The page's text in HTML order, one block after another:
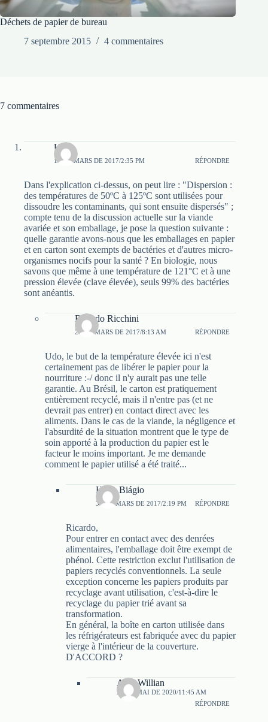
Déchets de papier de bureau
7 septembre 2015
4 commentaires
7 commentaires
Udo
19 DE MARS DE 2017/2:35 PM RÉPONDRE
Dans l'explication ci-dessus, on peut lire : "Dispersion :
des températures de 50ºC à 125ºC sont utilisées pour
dissoudre les contaminants, qui sont ensuite dispersés" ;
compte tenu de la discussion actuelle sur la viande
avariée et son emballage, je pose la question suivante :
quelle garantie avons-nous que les emballages en papier
et en carton sont exempts de bactéries et d'autres micro-
organismes nocifs pour la santé ? En biologie, nous
savons que même à une température de 121°C et à une
pression élevée (clave élevée), seuls 99% des bactéries
sont anéantis.
Ricardo Ricchini
20 DE MARS DE 2017/8:13 AM RÉPONDRE
Udo, le but de la température élevée ici n'est
certainement pas de libérer le papier pour la
nourriture :-/ donc il n'y aurait pas une telle
garantie. Au Brésil, le carton est pratiquement
entièrement recyclé, mais il n'entre pas (et ne
devrait pas entrer) en contact direct avec les
aliments. Dans le cas de la viande, la négligence et
l'absurdité de la situation montrent que le type de
soin apporté à la production du papier est le
facteur le moins important. Je me demande
comment le papier utilisé a été traité...
Hélio Biágio
30 DE MARS DE 2017/2:19 PM RÉPONDRE
Ricardo,
Pour entrer en contact avec des denrées
alimentaires, l'emballage doit être exempt de
phénol. Cette restriction exclut l'utilisation de
papiers recyclés conventionnels. La seule
exception concerne les papiers produits par
recyclage avant utilisation, c'est-à-dire le
recyclage du papier trié avant sa
transformation.
En général, la boîte en carton utilisée dans
les réfrigérateurs est fabriquée avec du papier
vierge à l'intérieur de la couverture.
D'ACCORD ?
Axel Willian
20 DE MAI DE 2020/11:45 AM
RÉPONDRE